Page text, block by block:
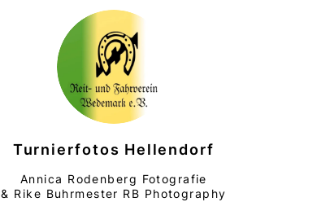
Turnierfotos Hellendorf
Annica Rodenberg Fotografie
& Rike Buhrmester RB Photography